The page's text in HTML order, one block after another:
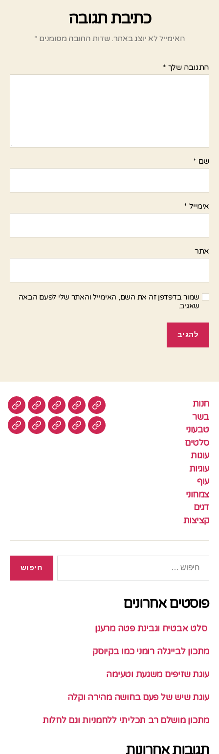
כתיבת תגובה
האימייל לא יוצג באתר. שדות החובה מסומנים *
התגובה שלך *
שם *
אימייל *
אתר
שמור בדפדפן זה את השם, האימייל והאתר שלי לפעם הבאה
שאגיב.
חנות
בשר
טבעוני
סלטים
עוגות
עוגיות
עוף
צמחוני
דגים
קציצות
חנות בשר טבעוניסלטים
עוגיותעוף צמחונידגים
פוסטים אחרונים
סלט אבטיח וגבינת פטה מרענן
מתכון לבייגלה רומני כמו בקיוסק
עוגת שזיפים משגעת וטעימה
עוגת שיש של פעם בחושה מהירה וקלה
מתכון מושלם רב תכליתי ללחמניות וגם לחלות
תגובות אחרונות